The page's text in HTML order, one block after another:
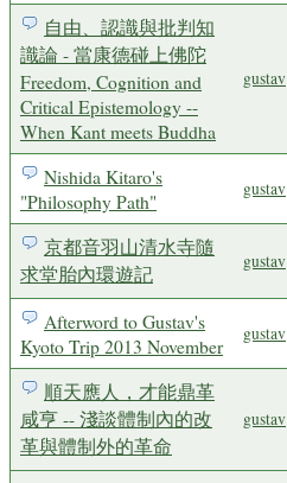
自由、認識與批判知
識論 - 當康德碰上佛陀
Freedom, Cognition and
Critical Epistemology --
When Kant meets Buddha
gustav
Nishida Kitaro's
"Philosophy Path"
gustav
京都音羽山清水寺隨
求堂胎內環遊記
gustav
Afterword to Gustav's
Kyoto Trip 2013 November
gustav
順天應人，才能鼎革
咸亨 -- 淺談體制內的改
革與體制外的革命
gustav